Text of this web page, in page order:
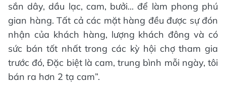
sắn dây, dầu lạc, cam, bưởi... để làm phong phú
gian hàng. Tất cả các mặt hàng đều được sự đón
nhận của khách hàng, lượng khách đông và có
sức bán tốt nhất trong các kỳ hội chợ tham gia
trước đó, Đặc biệt là cam, trung bình mỗi ngày, tôi
bán ra hơn 2 tạ cam”.